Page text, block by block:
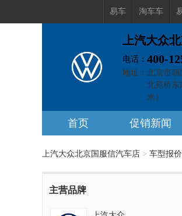
易车 淘车车
上汽大众
电话： 400-
地址： 北京市朝
北苑桥东
米）
首页 促销新闻
上汽大众北京国服信汽车店 > 车型报价
主营品牌